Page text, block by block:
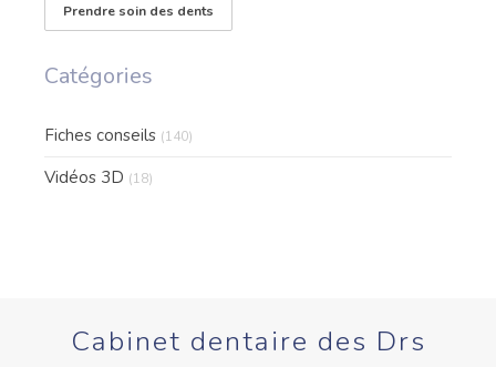
Prendre soin des dents
Catégories
Fiches conseils (140)
Vidéos 3D (18)
Cabinet dentaire des Drs